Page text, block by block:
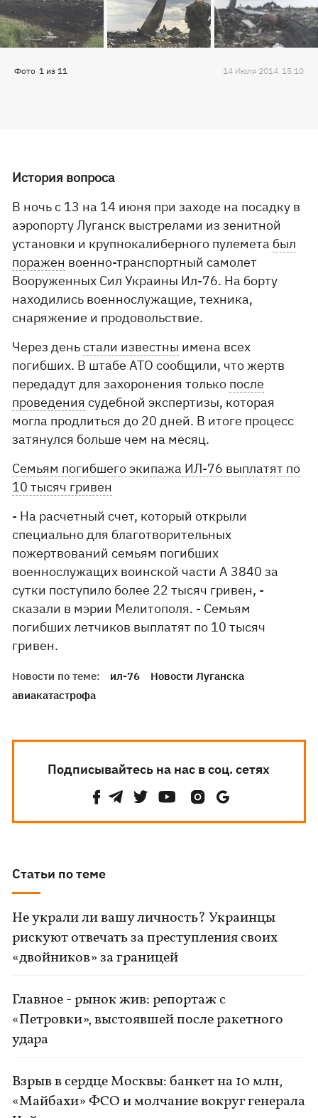
Фото 1 из 11 14 Июля 2014 15:10
История вопроса
В ночь с 13 на 14 июня при заходе на посадку в
аэропорту Луганск выстрелами из зенитной
установки и крупнокалиберного пулемета был
поражен военно-транспортный самолет
Вооруженных Сил Украины Ил-76. На борту
находились военнослужащие, техника,
снаряжение и продовольствие.
Через деньстали известны имена всех
погибших. В штабе АТО сообщили, что жертв
передадут для захоронения только после
проведения судебной экспертизы, которая
могла продлиться до 20 дней. В итоге процесс
затянулся больше чем на месяц.
Семьям погибшего экипажа ИЛ-76 выплатят по
10 тысяч гривен
- На расчетный счет, который открыли
специально для благотворительных
пожертвований семьям погибших
военнослужащих воинской части А 3840 за
сутки поступило более 22 тысяч гривен, -
сказали в мэрии Мелитополя. - Семьям
погибших летчиков выплатят по 10 тысяч
гривен.
Новости по теме: ил-76
Новости Луганска
авиакатастрофа
Подписывайтесь на нас в соц. сетях
Статьи по теме
Не украли ли вашу личность? Украинцы
рискуют отвечать за преступления своих
«двойников» за границей
Главное - рынок жив: репортаж с
«Петровки», выстоявшей после ракетного
удара
Взрыв в сердце Москвы: банкет на 10 млн,
«Майбахи» ФСО и молчание вокруг генерала